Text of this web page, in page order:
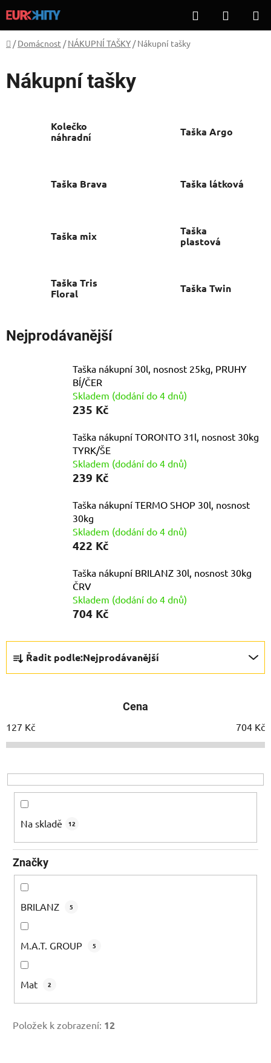
na
obsah
Hledat
KOŠÍK
Domů
/ Domácnost / NÁKUPNÍ TAŠKY / Nákupní tašky
Nákupní tašky
Kolečko
náhradní
Taška Argo
Taška Brava Taška látková
Taška mix
Taška
plastová
Taška Tris
Floral
Taška Twin
Nejprodávanější
Taška nákupní 30l, nosnost 25kg, PRUHY
BÍ/ČER
Skladem (dodání do 4 dnů)
235 Kč
Taška nákupní TORONTO 31l, nosnost 30kg
TYRK/ŠE
Skladem (dodání do 4 dnů)
239 Kč
Taška nákupní TERMO SHOP 30l, nosnost
30kg
Skladem (dodání do 4 dnů)
422 Kč
Taška nákupní BRILANZ 30l, nosnost 30kg
ČRV
Skladem (dodání do 4 dnů)
704 Kč
í
p
o
d
ů
Řadit podle:Nejprodávanější
Cena
127 Kč 704 Kč
Na skladě 12
Značky
BRILANZ 5
M.A.T. GROUP 5
Mat 2
Položek k zobrazení: 12